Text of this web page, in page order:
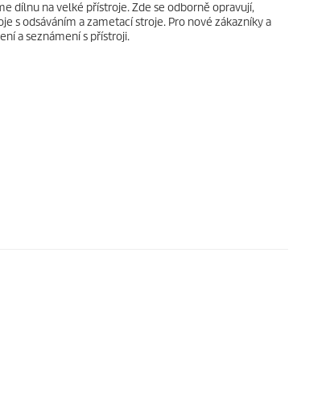
dílnu na velké přístroje. Zde se odborně opravují,
s odsáváním a zametací stroje. Pro nové zákazníky a
a seznámení s přístroji.